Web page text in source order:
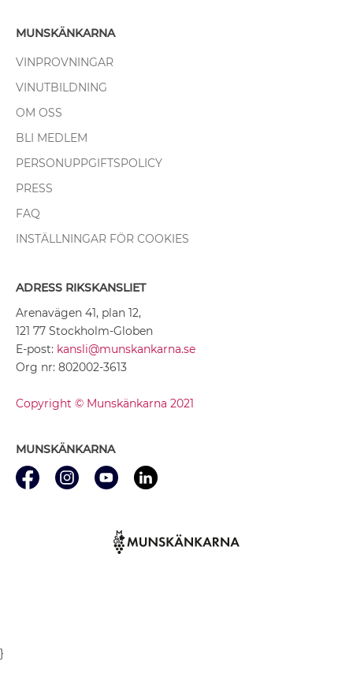
MUNSKÄNKARNA
VINPROVNINGAR
VINUTBILDNING
OM OSS
BLI MEDLEM
PERSONUPPGIFTSPOLICY
PRESS
FAQ
INSTÄLLNINGAR FÖR COOKIES
ADRESS RIKSKANSLIET
Arenavägen 41, plan 12,
121 77 Stockholm-Globen
E-post: kansli@munskankarna.se
Org nr: 802002-3613
Copyright © Munskänkarna 2021
MUNSKÄNKARNA
}